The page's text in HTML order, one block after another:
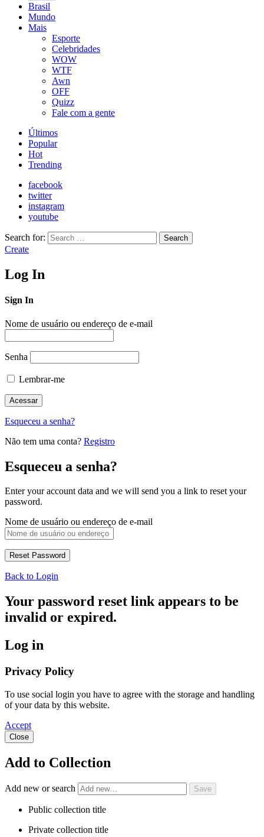
Brasil
Mundo
Mais
Esporte
Celebridades
WOW
WTF
Awn
OFF
Quizz
Fale com a gente
Últimos
Popular
Hot
Trending
facebook
twitter
instagram
youtube
Search for: Search
Create
Log In
Sign In
Nome de usuário ou endereço de e-mail
Senha
Lembrar-me
Esqueceu a senha?
Não tem uma conta? Registro
Esqueceu a senha?
Enter your account data and we will send you a link to reset your
password.
Nome de usuário ou endereço de e-mail
Back to Login
Your password reset link appears to be
invalid or expired.
Log in
Privacy Policy
To use social login you have to agree with the storage and handling
of your data by this website.
Accept
Close
Add to Collection
Add new or search
Public collection title
Private collection title